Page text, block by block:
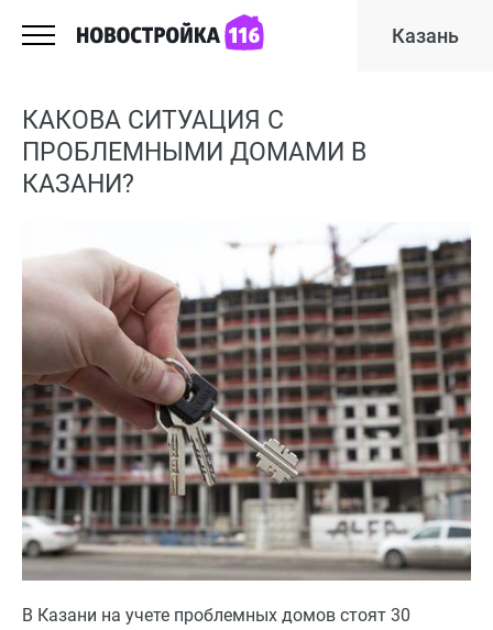
Казань
КАКОВА СИТУАЦИЯ С
ПРОБЛЕМНЫМИ ДОМАМИ В
КАЗАНИ?
В Казани на учете проблемных домов стоят 30